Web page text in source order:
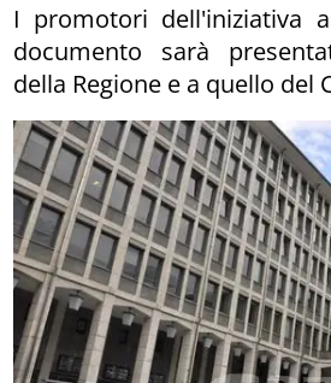
I promotori dell'iniziativa
documento sarà
della Regione e a quello del